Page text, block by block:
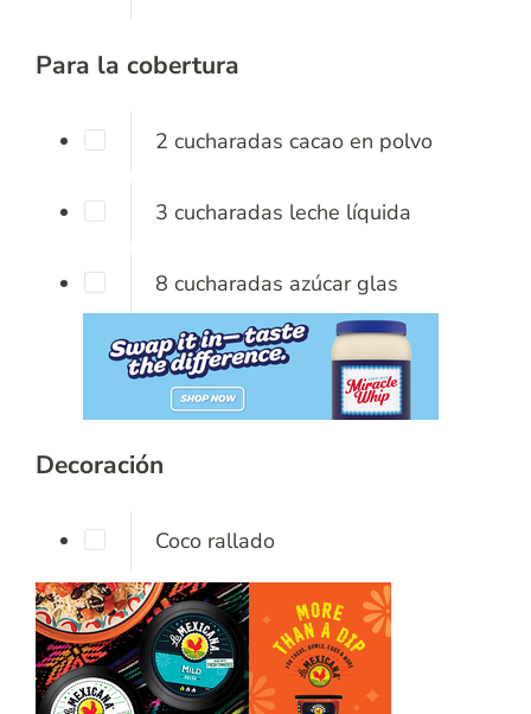
Para la cobertura
2 cucharadas cacao en polvo
3 cucharadas leche líquida
8 cucharadas azúcar glas
Decoración
Coco rallado